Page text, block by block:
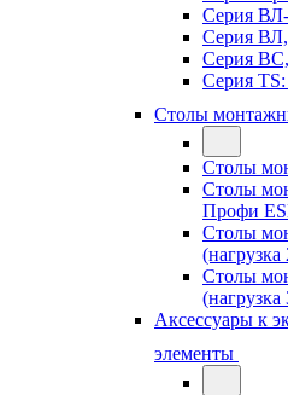
Серия
Серия ВЛ,
Серия
Серия TS:
Столы
Столы
Столы
Профи
Столы
(нагрузка
Столы
(нагрузка
Аксессуары к
элементы